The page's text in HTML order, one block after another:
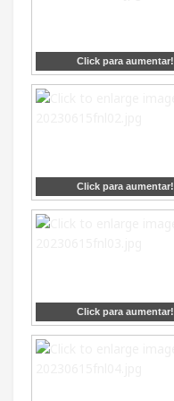
Click para aumentar!
Click para aumentar!
Click para aumentar!